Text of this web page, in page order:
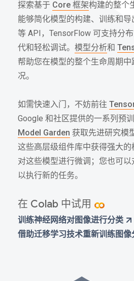
探索基于 Core 框架构建的整个
能够简化模型的构建、训练和导
等 API，TensorFlow 可支持分
代和轻松调试。 模型分析和
帮助您在模型的整个生命周期
况。
如需快速入门，不妨前往
Google 和社区提供的一系列预
Model Garden 获取先进研究模
这些高层级组件库中获得强大
对这些模型进行微调；您也可以
以执行新的任务。
在 Colab 中试用
训练神经网络对图像进行分类
借助迁移学习技术重新训练图